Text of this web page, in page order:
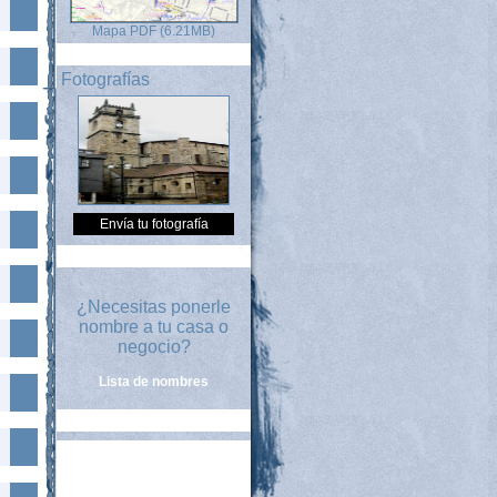
Mapa PDF (6.21MB)
Fotografías
Envía tu fotografía
¿Necesitas ponerle
nombre a tu casa o
negocio?
Lista de nombres